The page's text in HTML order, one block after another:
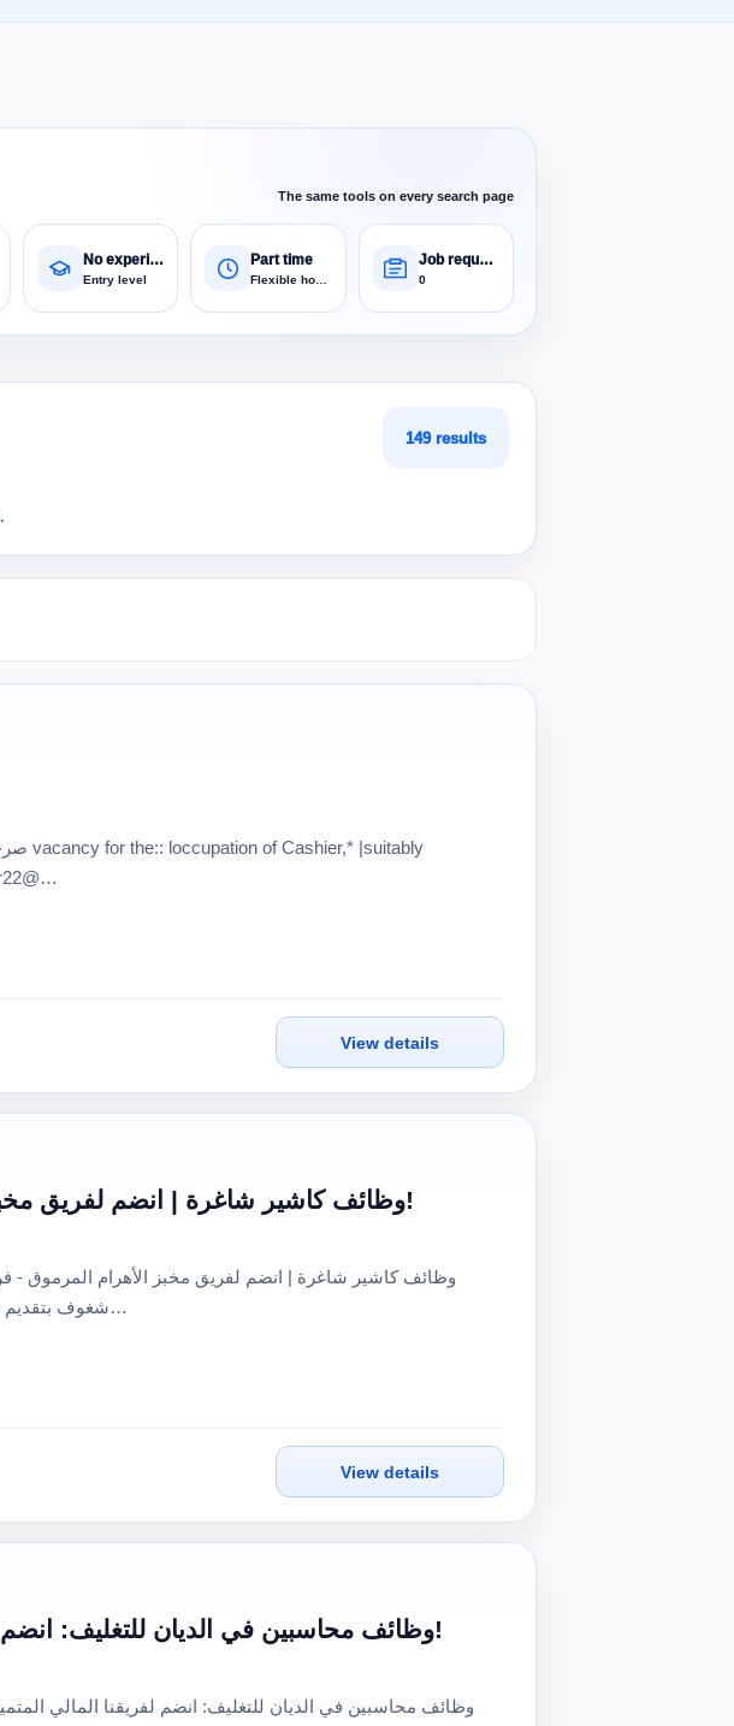
The same tools on every search page
No experience
Entry level
Part time Job requests
0
149 results
View details
وظائف كاشير شاغرة | انضم لفريق مخبز الأهرام المرموق - فرصة عمل مميزة!
شغوف بتقديم خدمة عملاء استثنائية وتبحث عن فرصة عمل كاشير في…
View details
وظائف محاسبين في الديان للتغليف: انضم لفريقنا المالي المتميز وحقق طموحاتك!